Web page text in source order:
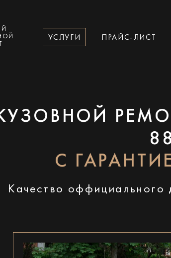
УСЛУГИ ПРАЙС-ЛИСТ
88
С
Качество оффициального